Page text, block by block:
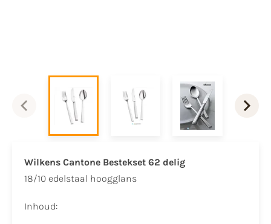
Wilkens Cantone Bestekset 62 delig
18/10 edelstaal hoogglans
Inhoud: